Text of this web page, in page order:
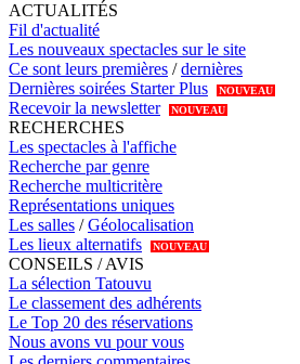
ACTUALITÉS
Fil d'actualité
Les nouveaux spectacles sur le site
Ce sont leurs premières /dernières
Dernières soirées Starter Plus
NOUVEAU
Recevoir la newsletter NOUVEAU
RECHERCHES
Les spectacles à l'affiche
Recherche par genre
Recherche multicritère
Représentations uniques
Les salles /Géolocalisation
Les lieux alternatifs
NOUVEAU
CONSEILS / AVIS
La sélection Tatouvu
Le classement des adhérents
Le Top 20 des réservations
Nous avons vu pour vous